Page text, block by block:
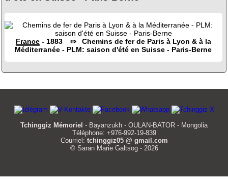
France- 1883 ⤇ Chemins de fer de Paris à Lyon & à la
Méditerranée - PLM: saison d'été en Suisse - Paris-Berne
Tchinggiz Mémoriel - Bayanzukh - OULAN-BATOR - Mongolia
Téléphone: +976-992-19-839
Courriel: tchinggiz05 @ gmail.com
© Saran Marie Galtsog - 2026